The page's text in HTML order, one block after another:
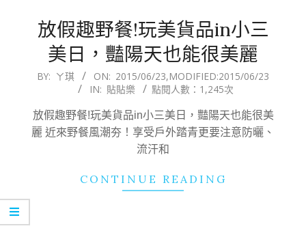
放假趣野餐!玩美貨品in小三
美日，豔陽天也能很美麗
2015-
23
BY: ㄚ琪 ON: 2015/06/23,MODIFIED:2015/06/23
IN: 貼貼樂 點閱人數：1,245次
放假趣野餐!玩美貨品in小三美日，豔陽天也能很美
麗 近來野餐風潮夯！享受戶外踏青更要注意防曬、
流汗和
CONTINUE READING